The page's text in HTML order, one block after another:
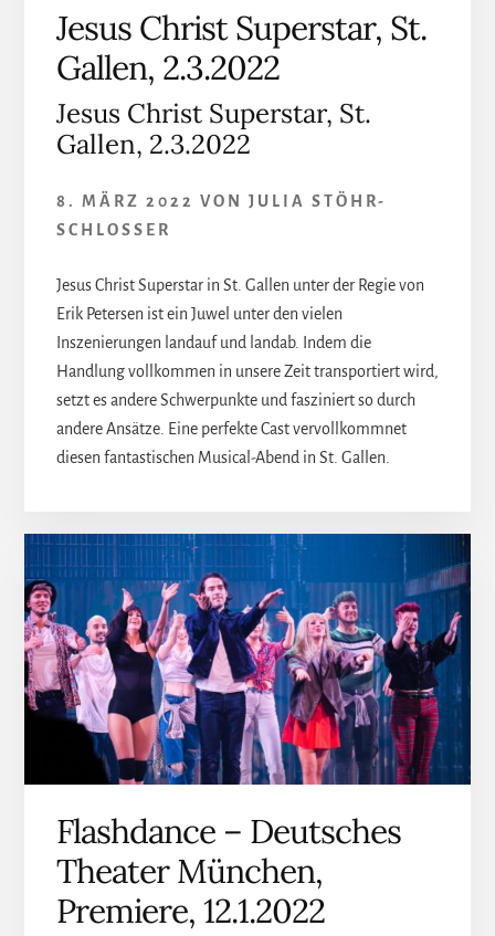
Jesus Christ Superstar, St.
Gallen, 2.3.2022
Jesus Christ Superstar, St.
Gallen, 2.3.2022
8. MÄRZ 2022 VON JULIA STÖHR-
SCHLOSSER
Jesus Christ Superstar in St. Gallen unter der Regie von
Erik Petersen ist ein Juwel unter den vielen
Inszenierungen landauf und landab. Indem die
Handlung vollkommen in unsere Zeit transportiert wird,
setzt es andere Schwerpunkte und fasziniert so durch
andere Ansätze. Eine perfekte Cast vervollkommnet
diesen fantastischen Musical-Abend in St. Gallen.
Flashdance – Deutsches
Theater München,
Premiere, 12.1.2022